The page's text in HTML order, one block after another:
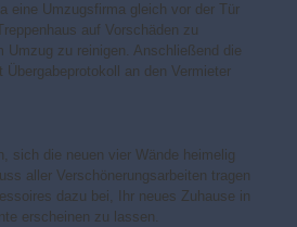
eine Umzugsfirma gleich vor der Tür
auf Vorschäden zu
Umzug zu reinigen. Anschließend die
an den Vermieter
sich die neuen vier Wände heimelig
aller Verschönerungsarbeiten tragen
dazu bei, Ihr neues Zuhause in
erscheinen zu lassen.